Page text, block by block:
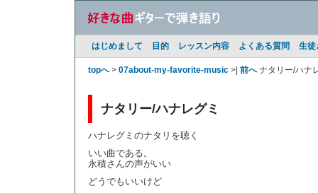
はじめまして 目的 レッスン内容 よくある質問 生徒
topへ> 07about-my-favorite-music >| 前へナタリー/ハナ
ナタリー/ハナレグミ
ハナレグミのナタリを聴く
いい曲である。
永積さんの声がいい
どうでもいいけど